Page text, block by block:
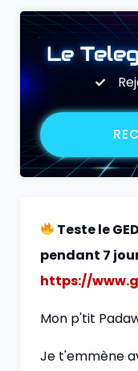
Teste le
pendant 7
https://
Mon p'tit
Je t'emmène
Le